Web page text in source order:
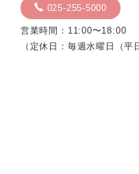
025-255-5000
営業時間：11:00〜18:00
（定休日：毎週水曜日（平